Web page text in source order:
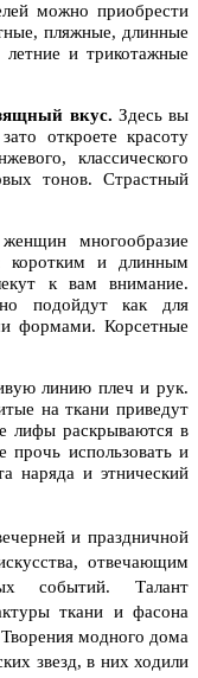
можно приобрести
пляжные, длинные
и трикотажные
вкус. Здесь вы
откроете красоту
классического
тонов. Страстный
многообразие
коротким и длинным
к вам внимание.
подойдут как для
формами. Корсетные
линию плеч и рук.
на ткани приведут
лифы раскрываются в
прочь использовать и
наряда и этнический
и праздничной
отвечающим
событий. Талант
ткани и фасона
модного дома
звезд, в них ходили